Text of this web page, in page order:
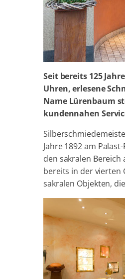
Seit bereits 125
Uhren, erlesene
Name Lürenbaum
kundennahen
Jahre 1892 am
den sakralen
bereits in der vierten
sakralen Objekten,